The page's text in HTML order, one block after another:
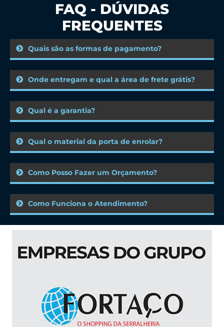
FAQ - DÚVIDAS
FREQUENTES
Quais são as formas de pagamento?
Onde entregam e qual a área de frete grátis?
Qual é a garantia?
Qual o material da porta de enrolar?
Como Posso Fazer um Orçamento?
Como Funciona o Atendimento?